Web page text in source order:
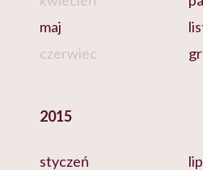
maj
czerwiec
2015
styczeń